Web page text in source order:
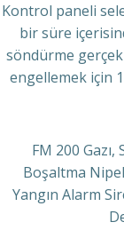
Kontrol paneli
bir süre
söndürme
engellemek için
FM 200
Boşaltma
Yangın Alarm